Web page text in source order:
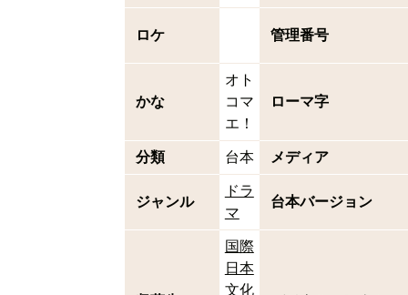
ロケ 管理番号
かな
オト
コマ
エ！
ローマ字
分類 台本 メディア
ジャンル
ドラ
マ
台本バージョン
国際
日本
文化